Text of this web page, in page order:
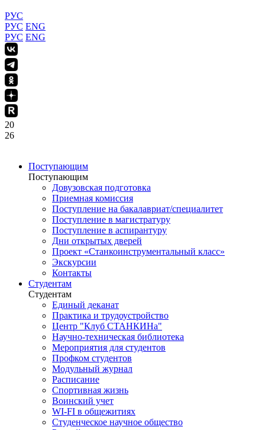
РУС
РУС ENG
РУС ENG
20
26
Поступающим
Поступающим
Довузовская подготовка
Приемная комиссия
Поступление на бакалавриат/специалитет
Поступление в магистратуру
Поступление в аспирантуру
Дни открытых дверей
Проект «Станкоинструментальный класс»
Экскурсии
Контакты
Студентам
Студентам
Единый деканат
Практика и трудоустройство
Центр "Клуб СТАНКИНа"
Научно-техническая библиотека
Мероприятия для студентов
Профком студентов
Модульный журнал
Расписание
Спортивная жизнь
Воинский учет
WI-FI в общежитиях
Студенческое научное общество